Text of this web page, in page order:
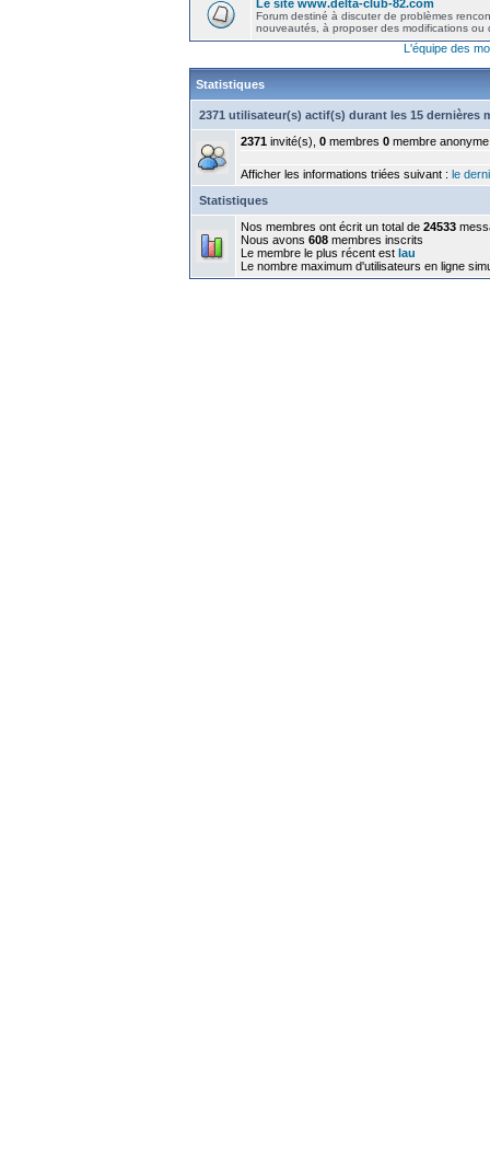
Le site www.delta-club-82.com
Forum destiné à discuter de problèmes
nouveautés, à proposer des modifications ou
L'équipe des
Statistiques
2371 utilisateur(s) actif(s) durant les 15 dernières
2371 invité(s), 0 membres 0 membre anonyme
Afficher les informations triées suivant : le
Statistiques
Nos membres ont écrit un total de 24533
Nous avons 608 membres inscrits
Le membre le plus récent est lau
Le nombre maximum d'utilisateurs en ligne